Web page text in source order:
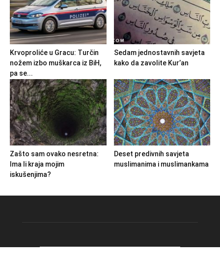
Krvoproliće u Gracu: Turčin
nožem izbo muškarca iz BiH,
pa se...
Sedam jednostavnih savjeta
kako da zavolite Kur’an
Zašto sam ovako nesretna:
Ima li kraja mojim
iskušenjima?
Deset predivnih savjeta
muslimanima i muslimankama